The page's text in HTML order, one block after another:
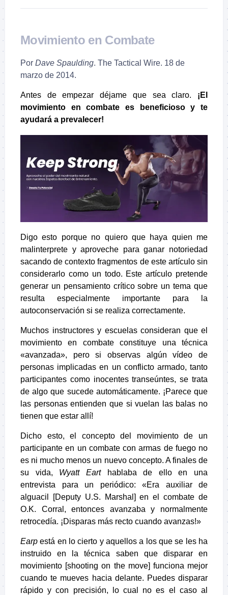
Movimiento en Combate
Por Dave Spaulding. The Tactical Wire. 18 de
marzo de 2014.
Antes de empezar déjame que sea claro. ¡El
movimiento en combate es beneficioso y te
ayudará a prevalecer!
Digo esto porque no quiero que haya quien me
malinterprete y aproveche para ganar notoriedad
sacando de contexto fragmentos de este artículo sin
considerarlo como un todo. Este artículo pretende
generar un pensamiento crítico sobre un tema que
resulta especialmente importante para la
autoconservación si se realiza correctamente.
Muchos instructores y escuelas consideran que el
movimiento en combate constituye una técnica
«avanzada», pero si observas algún vídeo de
personas implicadas en un conflicto armado, tanto
participantes como inocentes transeúntes, se trata
de algo que sucede automáticamente. ¡Parece que
las personas entienden que si vuelan las balas no
tienen que estar allí!
Dicho esto, el concepto del movimiento de un
participante en un combate con armas de fuego no
es ni mucho menos un nuevo concepto. A finales de
su vida, Wyatt Earthablaba de ello en una
entrevista para un periódico: «Era auxiliar de
alguacil [Deputy U.S. Marshal] en el combate de
O.K. Corral, entonces avanzaba y normalmente
retrocedía. ¡Disparas más recto cuando avanzas!»
Earp está en lo cierto y aquellos a los que se les ha
instruido en la técnica saben que disparar en
movimiento [shooting on the move] funciona mejor
cuando te mueves hacia delante. Puedes disparar
rápido y con precisión, lo cual no es el caso al